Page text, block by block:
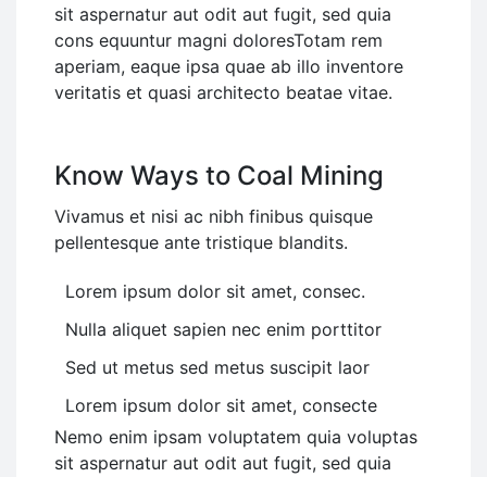
sit aspernatur aut odit aut fugit, sed quia
cons equuntur magni doloresTotam rem
aperiam, eaque ipsa quae ab illo inventore
veritatis et quasi architecto beatae vitae.
Know Ways to Coal Mining
Vivamus et nisi ac nibh finibus quisque
pellentesque ante tristique blandits.
Lorem ipsum dolor sit amet, consec.
Nulla aliquet sapien nec enim porttitor
Sed ut metus sed metus suscipit laor
Lorem ipsum dolor sit amet, consecte
Nemo enim ipsam voluptatem quia voluptas
sit aspernatur aut odit aut fugit, sed quia